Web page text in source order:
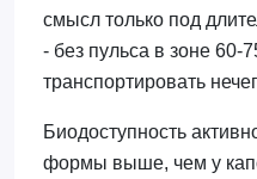
смысл только под
- без пульса в зоне 60-
транспортировать
Биодоступность
формы выше, чем у